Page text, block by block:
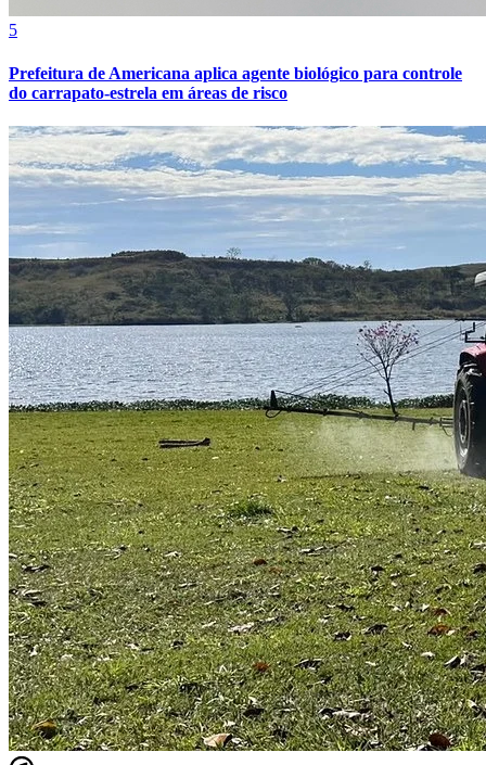
Vitória
5
Prefeitura de Americana aplica agente biológico para controle
do carrapato-estrela em áreas de risco